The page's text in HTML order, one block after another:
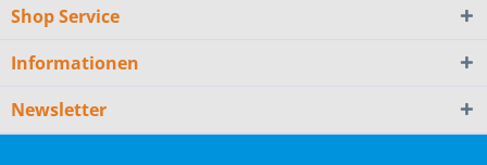
Shop Service
Informationen
Newsletter